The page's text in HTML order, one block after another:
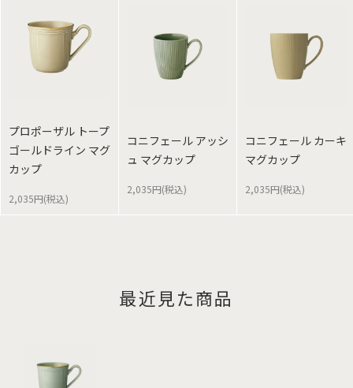
プロポーザル トープ
ゴールドライン マグ
カップ
2,035円(税込)
コニフェール アッシ
ュ マグカップ
2,035円(税込)
コニフェール カーキ
マグカップ
2,035円(税込)
最近見た商品